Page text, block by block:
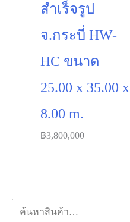
สำเร็จรูป
จ.กระบี่ HW-
HC ขนาด
25.00 x 35.00 x
8.00 m.
฿3,800,000
ค้นหา: